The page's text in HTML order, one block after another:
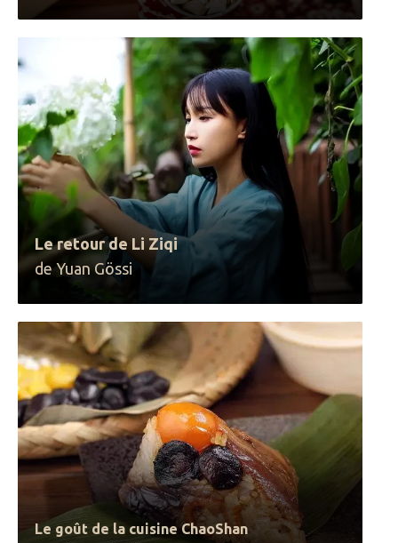
Le retour de Li Ziqi
de Yuan Gössi
Le goût de la cuisine ChaoShan